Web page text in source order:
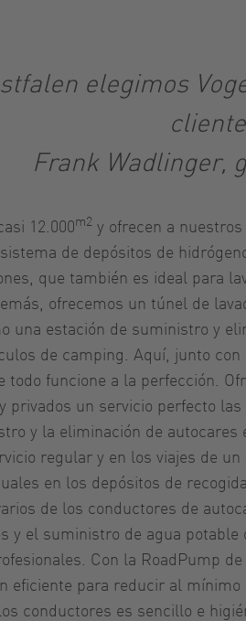
elegimos
Frank Wadlinger,
12.000m2 y ofrecen a
de depósitos de
que también es ideal para
ofrecemos un túnel de
una estación de suministro y
de camping. Aquí, junto con
todo funcione a la perfección.
un servicio perfecto las
y la eliminación de autocares
regular y en los viajes de un
en los depósitos de
de los conductores de
y el suministro de agua potable
Con la RoadPump de
eficiente para reducir al mínimo
conductores es sencillo e